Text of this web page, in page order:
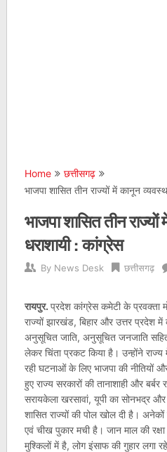
Home
छत्तीसगढ़
भाजपा शासित तीन राज्यों में कानून
भाजपा शासित तीन
धराशायी : कांग्रेस
By News Desk छत्तीसगढ़
रायपुर. प्रदेश कांग्रेस कमेटी के प्रवक्ता
राज्यों झारखंड, बिहार और उत्तर प्रदेश
अनुसूचित जाति, अनुसूचित जनजाति
लेकर चिंता प्रकट किया है। उन्होंने
रही घटनाओं के लिए भाजपा की नीतियों
हुए राज्य सरकारों की तानाशाही और
सरायकेला खरसावां, यूपी का सोनभद्र
शासित राज्यों की पोल खोल दी है।
एवं चीख पुकार मची है। जान माल की
मुश्किलों में है, लोग इंसाफ की गुहार